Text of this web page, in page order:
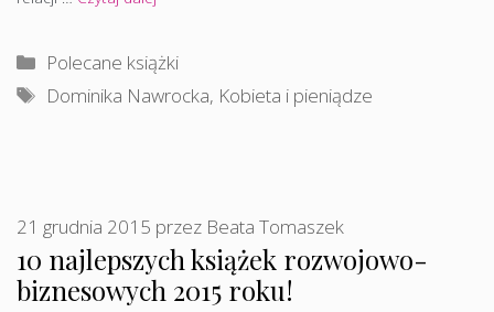
Kategorie
Polecane książki
Tagi
Dominika Nawrocka, Kobieta i pieniądze
10 najlepszych książek rozwojowo-
biznesowych 2015 roku!
21 grudnia 2015 przez Beata Tomaszek